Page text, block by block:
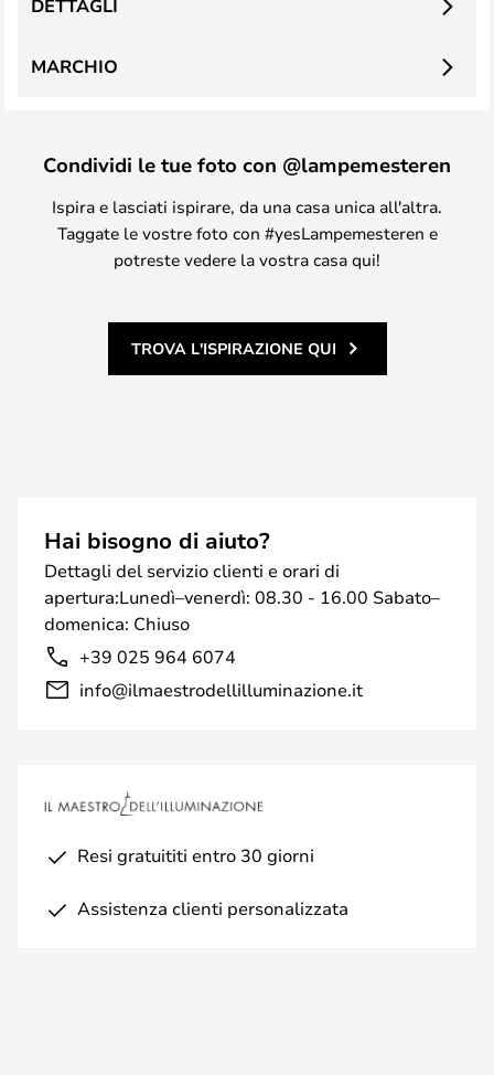
DETTAGLI
MARCHIO
Condividi le tue foto con @lampemesteren
Ispira e lasciati ispirare, da una casa unica all'altra.
Taggate le vostre foto con #yesLampemesteren e
potreste vedere la vostra casa qui!
TROVA L'ISPIRAZIONE QUI
Hai bisogno di aiuto?
Dettagli del servizio clienti e orari di
apertura:Lunedì–venerdì: 08.30 - 16.00 Sabato–
domenica: Chiuso
+39 025 964 6074
info@ilmaestrodellilluminazione.it
Resi gratuititi entro 30 giorni
Assistenza clienti personalizzata